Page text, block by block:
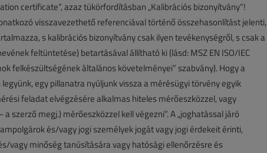
certificate”, azaz tükörfordításban „Kalibrációs bizonyítvány”!
visszavezethető referenciával történő összehasonlítást jelenti,
s kalibrációs bizonyítvány csak ilyen tevékenységről, s csak a
feltüntetése) betartásával állítható ki (lásd: MSZ EN ISO/IEC
felkészültségének általános követelményei” szabvány). Hogy a
egy pillanatra nyúljunk vissza a mérésügyi törvény egyik
feladat elvégzésére alkalmas hiteles mérőeszközzel, vagy
szerző megj.) mérőeszközzel kell végezni”. A „joghatással járó
és/vagy jogi személyek jogát vagy jogi érdekeit érinti,
vagy minőség tanúsítására vagy hatósági ellenőrzésre és